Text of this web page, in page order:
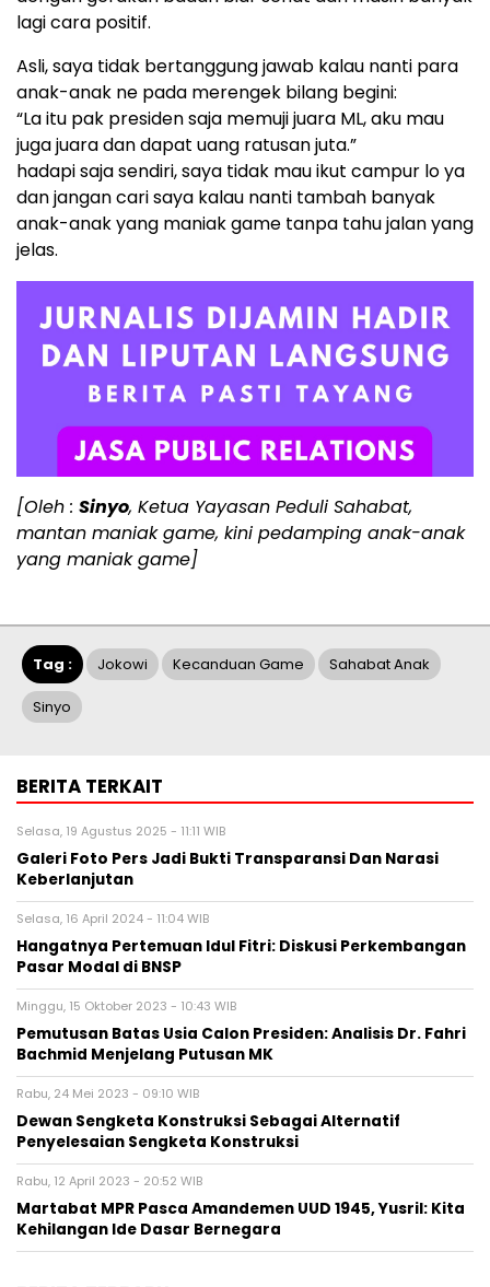
lagi cara positif.
Asli, saya tidak bertanggung jawab kalau nanti para
anak-anak ne pada merengek bilang begini:
“La itu pak presiden saja memuji juara ML, aku mau
juga juara dan dapat uang ratusan juta.”
hadapi saja sendiri, saya tidak mau ikut campur lo ya
dan jangan cari saya kalau nanti tambah banyak
anak-anak yang maniak game tanpa tahu jalan yang
jelas.
[Oleh : Sinyo, Ketua Yayasan Peduli Sahabat,
mantan maniak game, kini pedamping anak-anak
yang maniak game]
Tag : Jokowi Kecanduan Game Sahabat Anak
Sinyo
BERITA TERKAIT
Selasa, 19 Agustus 2025 - 11:11 WIB
Galeri Foto Pers Jadi Bukti Transparansi Dan Narasi
Keberlanjutan
Selasa, 16 April 2024 - 11:04 WIB
Hangatnya Pertemuan Idul Fitri: Diskusi Perkembangan
Pasar Modal di BNSP
Minggu, 15 Oktober 2023 - 10:43 WIB
Pemutusan Batas Usia Calon Presiden: Analisis Dr. Fahri
Bachmid Menjelang Putusan MK
Rabu, 24 Mei 2023 - 09:10 WIB
Dewan Sengketa Konstruksi Sebagai Alternatif
Penyelesaian Sengketa Konstruksi
Rabu, 12 April 2023 - 20:52 WIB
Martabat MPR Pasca Amandemen UUD 1945, Yusril: Kita
Kehilangan Ide Dasar Bernegara